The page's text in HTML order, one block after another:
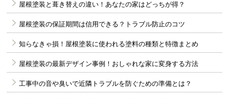
屋根塗装と葺き替えの違い！あなたの家はどっちが得？
屋根塗装の保証期間は信用できる？トラブル防止のコツ
知らなきゃ損！屋根塗装に使われる塗料の種類と特徴まとめ
屋根塗装の最新デザイン事例！おしゃれな家に変身する方法
工事中の音や臭いで近隣トラブルを防ぐための準備とは？